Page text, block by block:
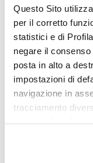
Questo Sito
per il corretto
statistici e di
negare il
posta in alto a
impostazioni di
navigazione in
tracciamento
su acconsento
Mc4 321
Mc4 Slim